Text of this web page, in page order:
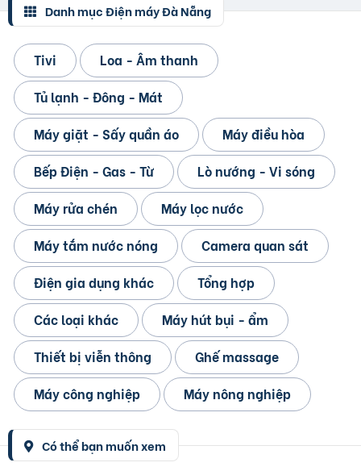
Danh mục Điện máy Đà Nẵng
Tivi
Loa - Âm thanh
Tủ lạnh - Đông - Mát
Máy giặt - Sấy quần áo
Máy điều hòa
Bếp Điện - Gas - Từ
Lò nướng - Vi sóng
Máy rửa chén
Máy lọc nước
Máy tắm nước nóng
Camera quan sát
Điện gia dụng khác
Tổng hợp
Các loại khác
Máy hút bụi - ẩm
Thiết bị viễn thông
Ghế massage
Máy công nghiệp
Máy nông nghiệp
Có thể bạn muốn xem